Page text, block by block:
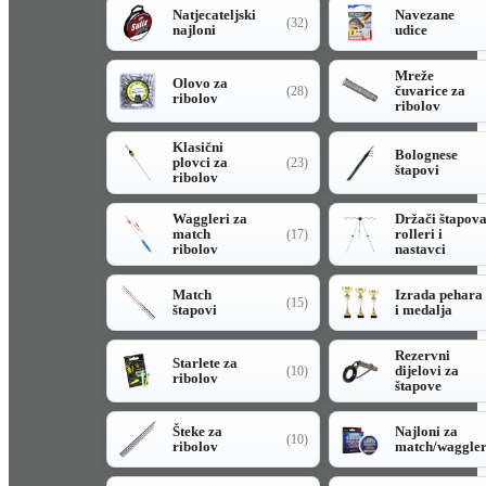
Natjecateljski
najloni
(32)
Navezane
udice
Olovo za
ribolov
(28)
Mreže
čuvarice za
ribolov
Klasični
plovci za
ribolov
(23)
Bolognese
štapovi
Waggleri za
match
ribolov
(17)
Držači štapova
rolleri i
nastavci
Match
štapovi
(15)
Izrada pehara
i medalja
Starlete za
ribolov
(10)
Rezervni
dijelovi za
štapove
Šteke za
ribolov
(10)
Najloni za
match/waggler